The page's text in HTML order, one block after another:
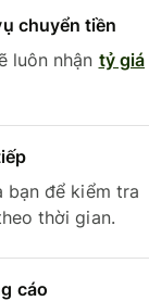
chuyển tiền
luôn nhận tỷ giá
bạn để kiểm tra
thời gian.
cáo